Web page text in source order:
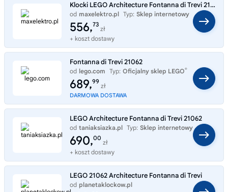
Klocki LEGO Architecture Fontanna di Trevi 21062
od maxelektro.pl Typ: Sklep internetowy
556,73
zł
+ koszt dostawy
Fontanna di Trevi 21062
od lego.com Typ: Oficjalny sklep LEGO®
689,99
zł
DARMOWA DOSTAWA
LEGO Architecture Fontanna di Trevi 21062
od taniaksiazka.pl Typ: Sklep internetowy
690,00
zł
+ koszt dostawy
LEGO 21062 Architecture Fontanna di Trevi
od planetaklockow.pl